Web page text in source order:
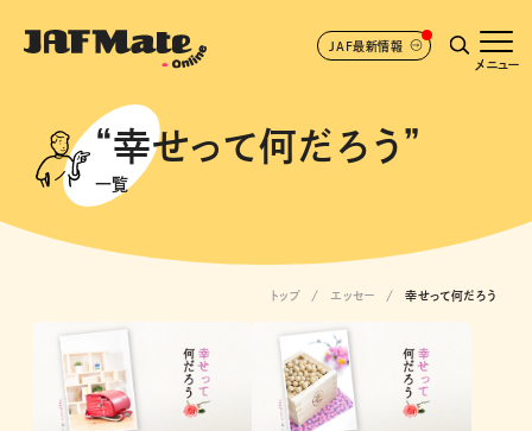
JAF最新情報
メニュー
“幸せって何だろう”
一覧
トップ エッセー 幸せって何だろう